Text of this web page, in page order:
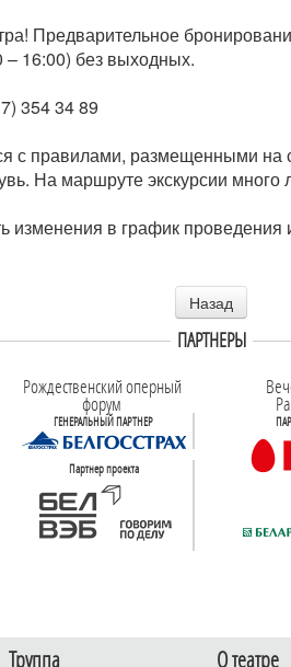
Предварительное
16:00) без выходных.
354 34 89
с правилами, размещенными на
На маршруте экскурсии много
изменения в график
Назад
ПАРТНЕРЫ
Рождественский оперный
форум
ГЕНЕРАЛЬНЫЙ ПАРТНЕР
Партнер проекта
Труппа О театре